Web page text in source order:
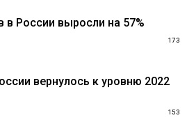
в России выросли на 57%
173
вернулось к уровню 2022
153